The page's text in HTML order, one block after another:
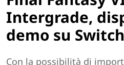
Intergrade,
demo su
Con la possibilità di